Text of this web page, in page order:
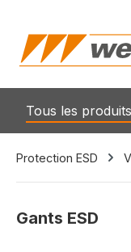
Tous les produits
Protection ESD
Gants ESD